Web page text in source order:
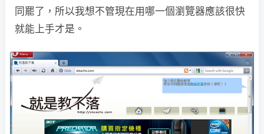
同罷了，所以我想不管現在用哪一個瀏覽器應該很快
就能上手才是。